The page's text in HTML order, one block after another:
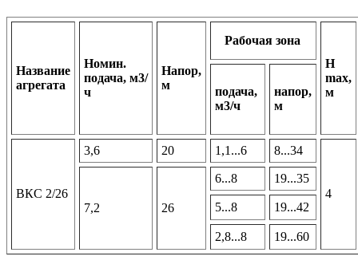
Название
агрегата
Номин.
подача, м3/
ч
Напор,
м
Рабочая зона
Н
max,
м
подача,
м3/ч
напор,
м
ВКС 2/26
3,6 20 1,1...6 8...34
4
7,2
26
6...8 19...35
5...8 19...42
2,8...8 19...60